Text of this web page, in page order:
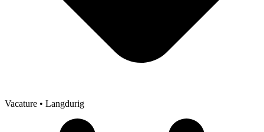
Vacature • Langdurig